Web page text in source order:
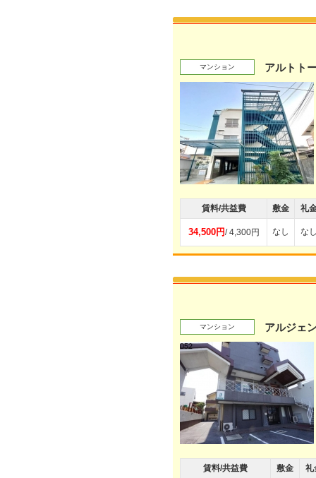
マンション アルトト
賃料/共益費 敷金 礼
34,500円/ 4,300円 なし な
マンション アルジェ
賃料/共益費 敷金 礼